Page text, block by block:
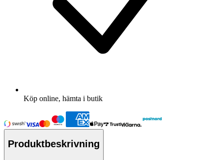
Köp online, hämta i butik
Produktbeskrivning